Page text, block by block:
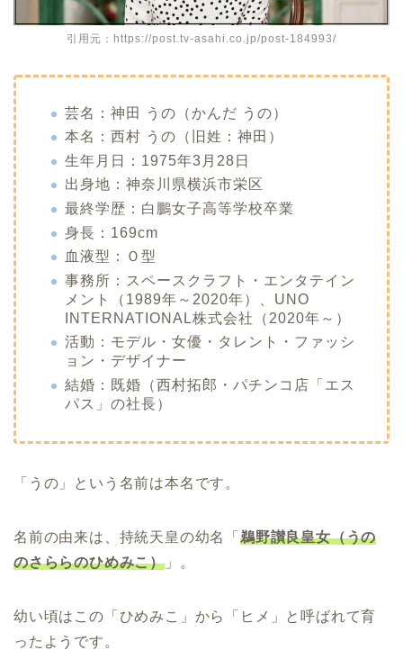
引用元：https://post.tv-asahi.co.jp/post-184993/
芸名：神田 うの（かんだ うの）
本名：西村 うの（旧姓：神田）
生年月日：1975年3月28日
出身地：神奈川県横浜市栄区
最終学歴：白鵬女子高等学校卒業
身長：169cm
血液型：Ｏ型
事務所：スペースクラフト・エンタテイン
メント（1989年～2020年）、UNO
INTERNATIONAL株式会社（2020年～）
活動：モデル・女優・タレント・ファッシ
ョン・デザイナー
結婚：既婚（西村拓郎・パチンコ店「エス
パス」の社長）
「うの」という名前は本名です。
名前の由来は、持統天皇の幼名「 鵜野讃良皇女（うの
のさららのひめみこ） 」。
幼い頃はこの「ひめみこ」から「ヒメ」と呼ばれて育
ったようです。